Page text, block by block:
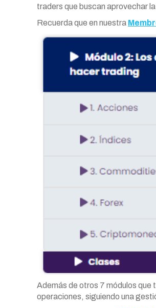
traders que buscan aprovechar
Recuerda que en nuestra
Además de otros 7 módulos que
operaciones, siguiendo una